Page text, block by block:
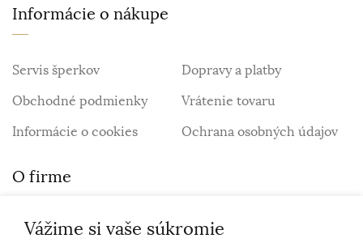
Informácie o nákupe
Servis šperkov
Dopravy a platby
Obchodné podmienky
Vrátenie tovaru
Informácie o cookies
Ochrana osobných údajov
O firme
Personalizovaný šperk O nás
Vážime si vaše súkromie